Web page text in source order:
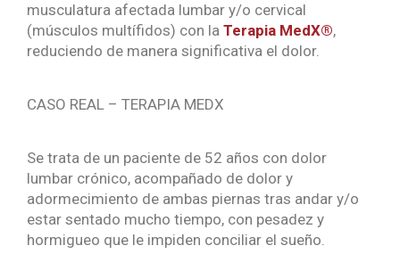
musculatura afectada lumbar y/o cervical
(músculos multífidos) con la Terapia MedX®,
reduciendo de manera significativa el dolor.
CASO REAL – TERAPIA MEDX
Se trata de un paciente de 52 años con dolor
lumbar crónico, acompañado de dolor y
adormecimiento de ambas piernas tras andar y/o
estar sentado mucho tiempo, con pesadez y
hormigueo que le impiden conciliar el sueño.